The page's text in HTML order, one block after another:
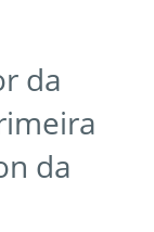
da
da